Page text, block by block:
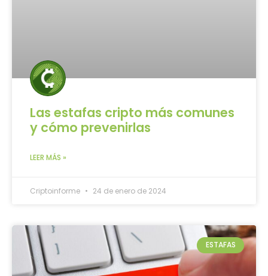
Las estafas cripto más comunes
y cómo prevenirlas
LEER MÁS »
Criptoinforme 24 de enero de 2024
ESTAFAS